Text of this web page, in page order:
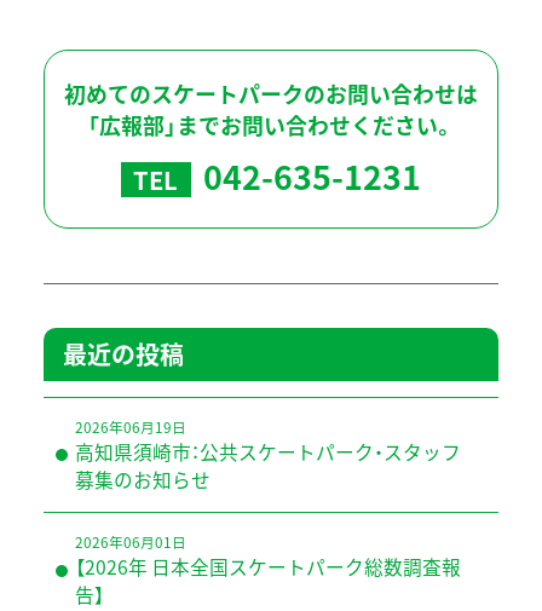
初めてのスケートパークのお問い合わせは
「広報部」までお問い合わせください。
TEL 042-635-1231
最近の投稿
2026年06月19日
高知県須崎市：公共スケートパーク・スタッフ
募集のお知らせ
2026年06月01日
【2026年 日本全国スケートパーク総数調査報
告】